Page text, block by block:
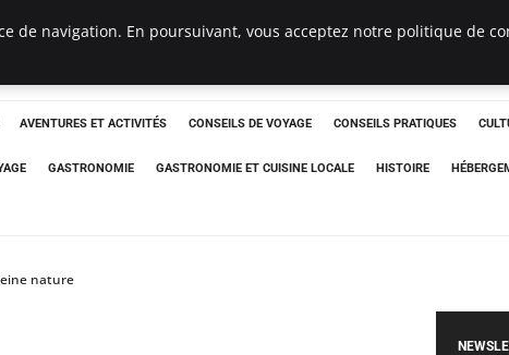
AVENTURES ET ACTIVITÉS CONSEILS DE VOYAGE CONSEILS PRATIQUES
GASTRONOMIE GASTRONOMIE ET CUISINE LOCALE HISTOIRE
nature
de navigation. En poursuivant, vous acceptez notre politique de